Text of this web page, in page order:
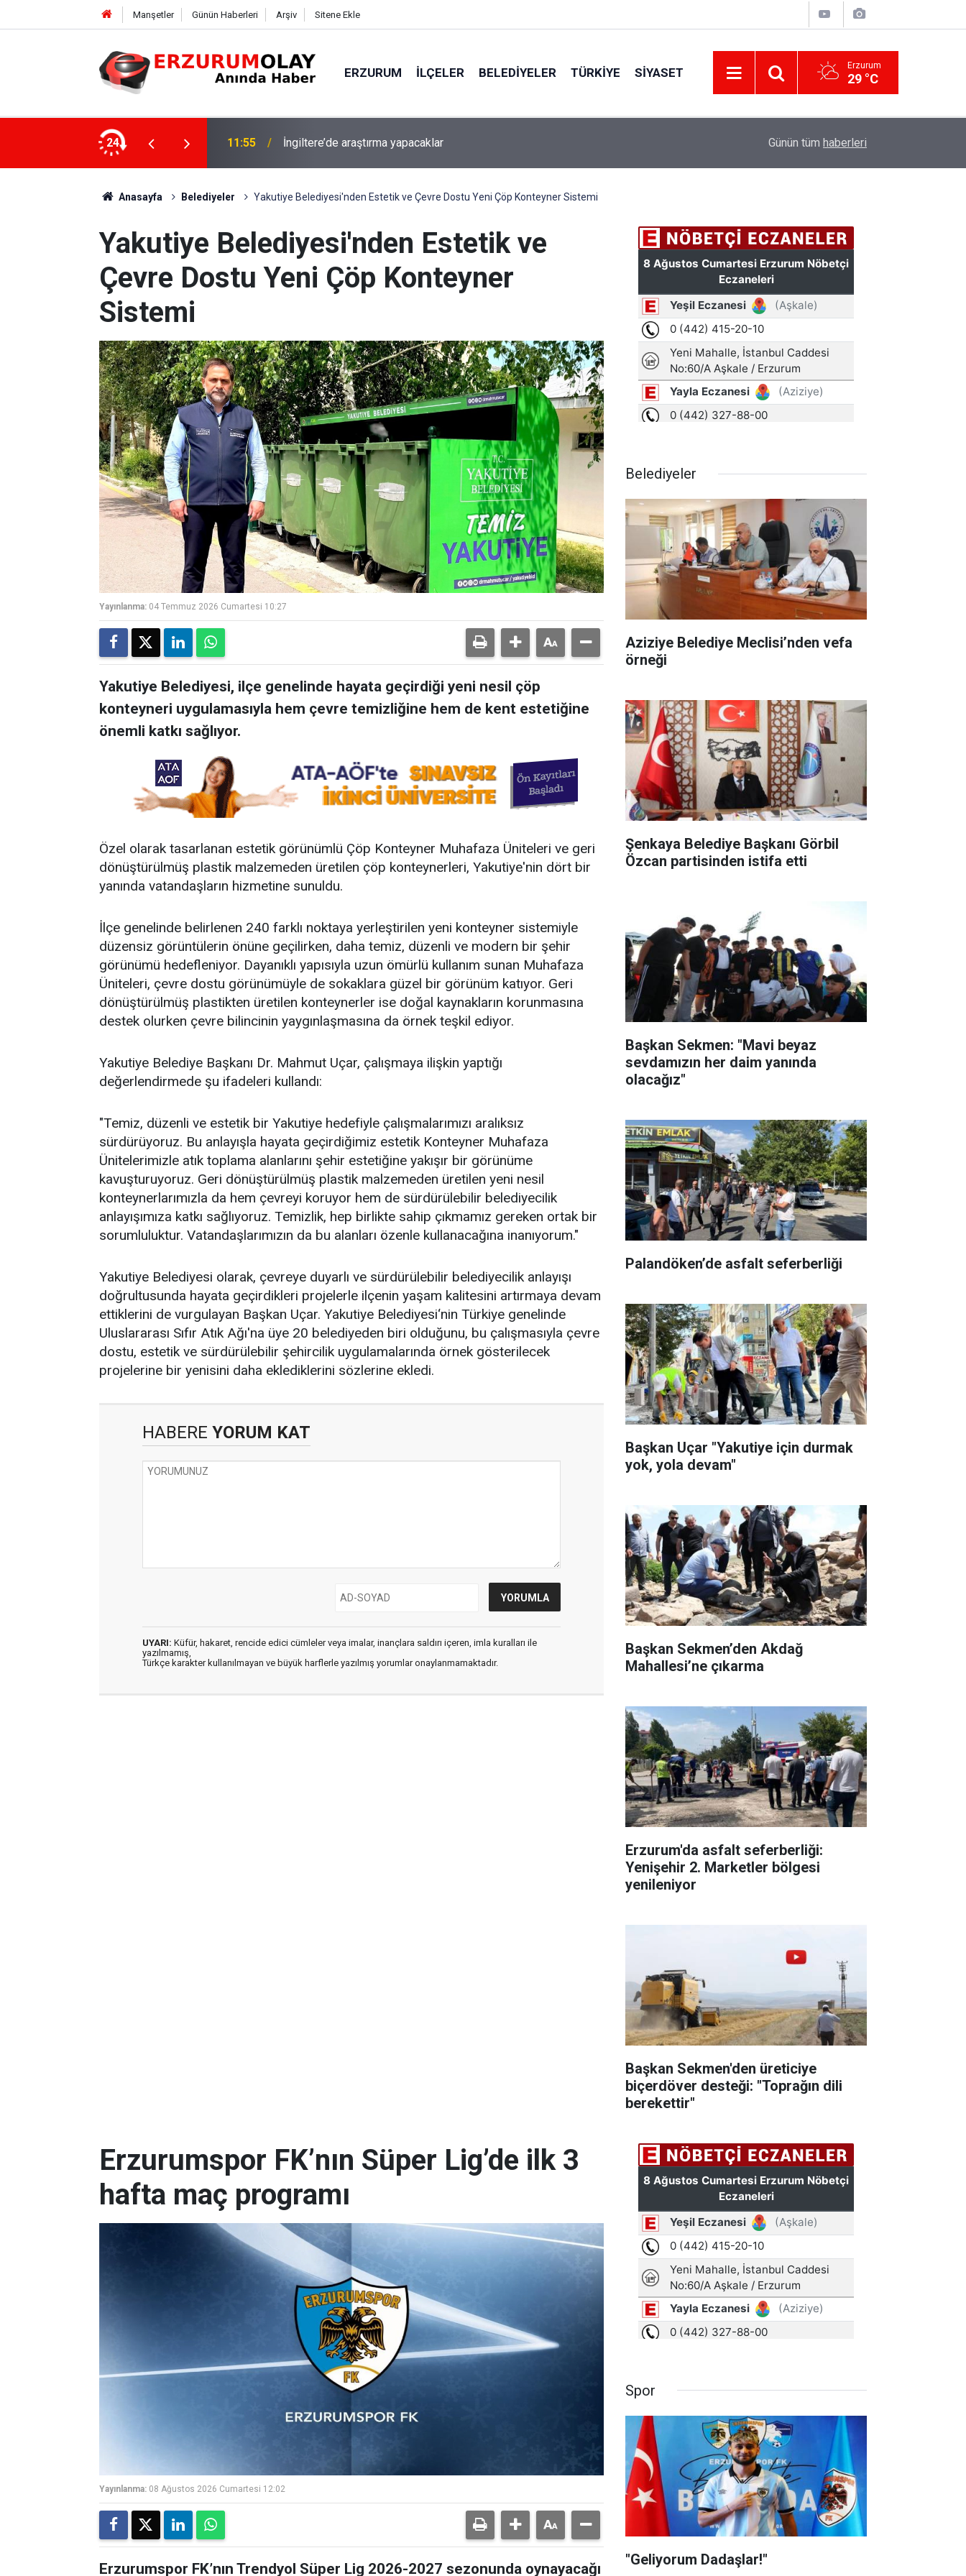
Manşetler Günün Haberleri Arşiv Sitene Ekle
ERZURUM İLÇELER BELEDIYELER TÜRKIYE SIYASET Erzurum
29 °C
24 11:52 Çay sohbeti iddiaya dönüştü Türkiye'de bir ilki yapıyor: Kilim üzerine
Günün tüm haberleri
Anasayfa Belediyeler Yakutiye Belediyesi'nden Estetik ve Çevre Dostu Yeni Çöp Konteyner Sistemi
Yakutiye Belediyesi'nden Estetik ve
Çevre Dostu Yeni Çöp Konteyner
Sistemi
Yayınlanma: 04 Temmuz 2026 Cumartesi 10:27
Yakutiye Belediyesi, ilçe genelinde hayata geçirdiği yeni nesil çöp
konteyneri uygulamasıyla hem çevre temizliğine hem de kent estetiğine
önemli katkı sağlıyor.
Özel olarak tasarlanan estetik görünümlü Çöp Konteyner Muhafaza Üniteleri ve geri
dönüştürülmüş plastik malzemeden üretilen çöp konteynerleri, Yakutiye'nin dört bir
yanında vatandaşların hizmetine sunuldu.
İlçe genelinde belirlenen 240 farklı noktaya yerleştirilen yeni konteyner sistemiyle
düzensiz görüntülerin önüne geçilirken, daha temiz, düzenli ve modern bir şehir
görünümü hedefleniyor. Dayanıklı yapısıyla uzun ömürlü kullanım sunan Muhafaza
Üniteleri, çevre dostu görünümüyle de sokaklara güzel bir görünüm katıyor. Geri
dönüştürülmüş plastikten üretilen konteynerler ise doğal kaynakların korunmasına
destek olurken çevre bilincinin yaygınlaşmasına da örnek teşkil ediyor.
Yakutiye Belediye Başkanı Dr. Mahmut Uçar, çalışmaya ilişkin yaptığı
değerlendirmede şu ifadeleri kullandı:
"Temiz, düzenli ve estetik bir Yakutiye hedefiyle çalışmalarımızı aralıksız
sürdürüyoruz. Bu anlayışla hayata geçirdiğimiz estetik Konteyner Muhafaza
Ünitelerimizle atık toplama alanlarını şehir estetiğine yakışır bir görünüme
kavuşturuyoruz. Geri dönüştürülmüş plastik malzemeden üretilen yeni nesil
konteynerlarımızla da hem çevreyi koruyor hem de sürdürülebilir belediyecilik
anlayışımıza katkı sağlıyoruz. Temizlik, hep birlikte sahip çıkmamız gereken ortak bir
sorumluluktur. Vatandaşlarımızın da bu alanları özenle kullanacağına inanıyorum."
Yakutiye Belediyesi olarak, çevreye duyarlı ve sürdürülebilir belediyecilik anlayışı
doğrultusunda hayata geçirdikleri projelerle ilçenin yaşam kalitesini artırmaya devam
ettiklerini de vurgulayan Başkan Uçar. Yakutiye Belediyesi‘nin Türkiye genelinde
Uluslararası Sıfır Atık Ağı'na üye 20 belediyeden biri olduğunu, bu çalışmasıyla çevre
dostu, estetik ve sürdürülebilir şehircilik uygulamalarında örnek gösterilecek
projelerine bir yenisini daha eklediklerini sözlerine ekledi.
HABERE YORUM KAT
UYARI: Küfür, hakaret, rencide edici cümleler veya imalar, inançlara saldırı içeren, imla kuralları ile
yazılmamış,
Türkçe karakter kullanılmayan ve büyük harflerle yazılmış yorumlar onaylanmamaktadır.
Belediyeler
Aziziye Belediye Meclisi’nden vefa
örneği
Şenkaya Belediye Başkanı Görbil
Özcan partisinden istifa etti
Başkan Sekmen: "Mavi beyaz
sevdamızın her daim yanında
olacağız"
Palandöken’de asfalt seferberliği
Başkan Uçar "Yakutiye için durmak
yok, yola devam"
Başkan Sekmen’den Akdağ
Mahallesi’ne çıkarma
Erzurum'da asfalt seferberliği:
Yenişehir 2. Marketler bölgesi
yenileniyor
Başkan Sekmen'den üreticiye
biçerdöver desteği: "Toprağın dili
berekettir"
Erzurumspor FK’nın Süper Lig’de ilk 3
hafta maç programı
Yayınlanma: 08 Ağustos 2026 Cumartesi 12:02
Erzurumspor FK’nın Trendyol Süper Lig 2026-2027 sezonunda oynayacağı
Spor
"Geliyorum Dadaşlar!"